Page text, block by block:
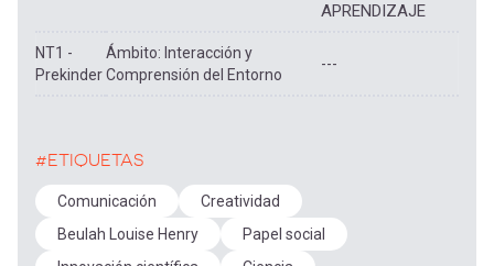
APRENDIZAJE
NT1 -
Prekinder
Ámbito: Interacción y
Comprensión del Entorno
---
#ETIQUETAS
Comunicación
Creatividad
Beulah Louise Henry
Papel social